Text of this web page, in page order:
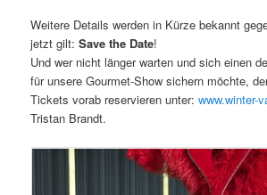
Weitere Details werden in Kürze bekannt
jetzt gilt:Save the Date!
Und wer nicht länger warten und sich einen
für unsere Gourmet-Show sichern möchte,
Tickets vorab reservieren unter:www.winter-
Tristan Brandt.